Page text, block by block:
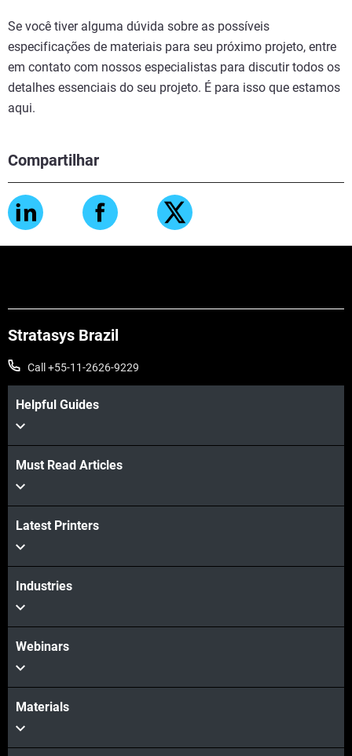
Compartilhar
Se você tiver alguma dúvida sobre as possíveis
especificações de materiais para seu próximo projeto, entre
em contato com nossos especialistas para discutir todos os
detalhes essenciais do seu projeto. É para isso que estamos
aqui.
Stratasys Brazil
Call +55-11-2626-9229
Helpful Guides
Must Read Articles
Latest Printers
Industries
Webinars
Materials